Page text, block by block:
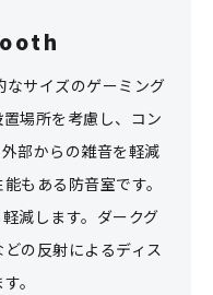
サイズのゲーミング
場所を考慮し、コン
外部からの雑音を軽減
もある防音室です。
減します。ダークグ
の反射によるディス
。